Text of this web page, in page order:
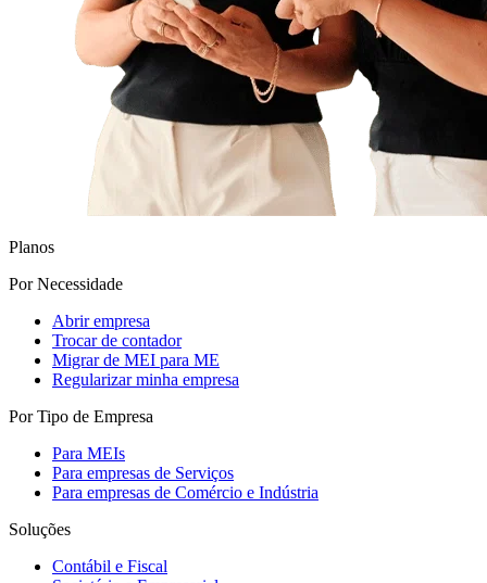
Planos
Por Necessidade
Abrir empresa
Trocar de contador
Migrar de MEI para ME
Regularizar minha empresa
Por Tipo de Empresa
Para MEIs
Para empresas de Serviços
Para empresas de Comércio e Indústria
Soluções
Contábil e Fiscal